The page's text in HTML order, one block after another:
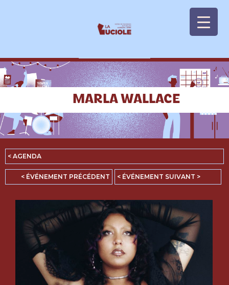
MARLA WALLACE
< AGENDA
< ÉVÉNEMENT PRÉCÉDENT < ÉVÉNEMENT SUIVANT >